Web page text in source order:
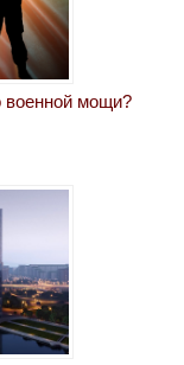
военной мощи?